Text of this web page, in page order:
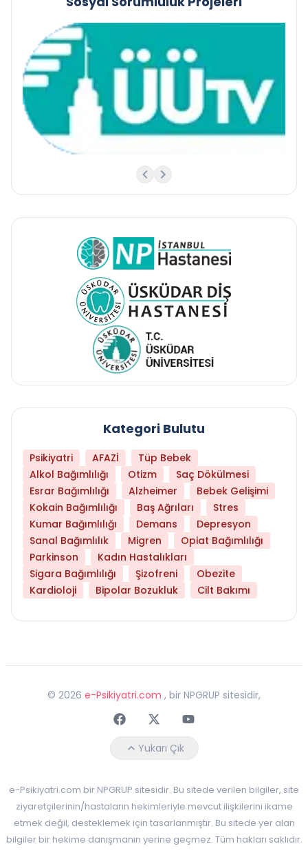
Kategori Bulutu
Psikiyatri AFAZİ
Tüp Bebek
Alkol Bağımlılığı
Otizm
Saç Dökülmesi
Esrar Bağımlılığı
Alzheimer
Bebek Gelişimi
Kokain Bağımlılığı
Baş Ağrıları
Stres
Kumar Bağımlılığı
Demans
Depresyon
Sanal Bağımlılık
Migren
Opiat Bağımlılığı
Parkinson
Kadın Hastalıkları
Sigara Bağımlılığı
Şizofreni
Obezite
Kardioloji
Bipolar Bozukluk Cilt Bakımı
© 2026 e-Psikiyatri.com , bir NPGRUP sitesidir,
FaceebokTwitterYoutube
Yukarı Çık
e-Psikiyatri.com bir NPGRUP sitesidir. Bu sitede verilen bilgiler, site
ziyaretçilerinin/hastaların hekimleriyle mevcut ilişkilerini ikame
etmek değil, desteklemek için tasarlanmıştır. Bu sitede yer alan
bilgiler bir hekime danışmanın yerine geçmez. Tüm hakları saklıdır.